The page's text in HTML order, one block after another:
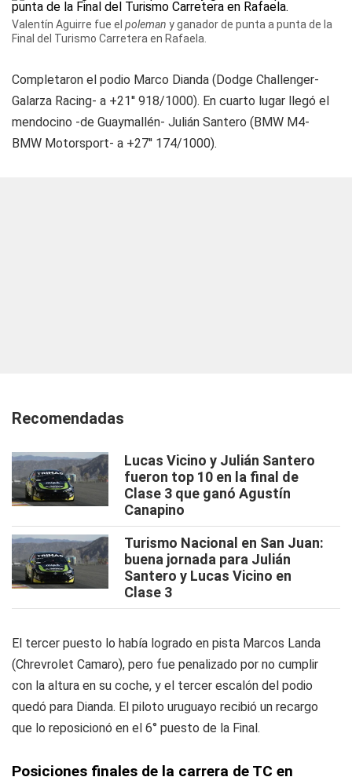
Valentín Aguirre fue el poleman y ganador de punta a punta de la
Final del Turismo Carretera en Rafaela.
Completaron el podio Marco Dianda (Dodge Challenger-
Galarza Racing- a +21'' 918/1000). En cuarto lugar llegó el
mendocino -de Guaymallén- Julián Santero (BMW M4-
BMW Motorsport- a +27'' 174/1000).
Recomendadas
Lucas Vicino y Julián Santero
fueron top 10 en la final de
Clase 3 que ganó Agustín
Canapino
Turismo Nacional en San Juan:
buena jornada para Julián
Santero y Lucas Vicino en
Clase 3
El tercer puesto lo había logrado en pista Marcos Landa
(Chrevrolet Camaro), pero fue penalizado por no cumplir
con la altura en su coche, y el tercer escalón del podio
quedó para Dianda. El piloto uruguayo recibió un recargo
que lo reposicionó en el 6° puesto de la Final.
Posiciones finales de la carrera de TC en